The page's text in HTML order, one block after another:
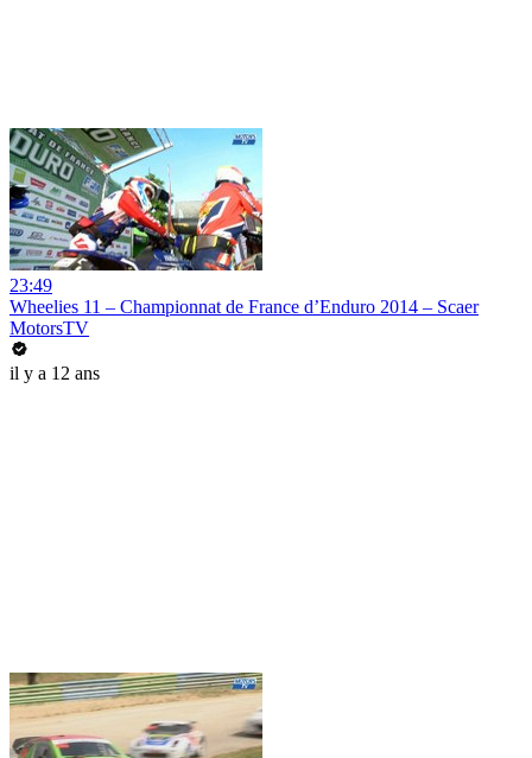
23:49
Wheelies 11 – Championnat de France d’Enduro 2014 – Scaer
MotorsTV
il y a 12 ans